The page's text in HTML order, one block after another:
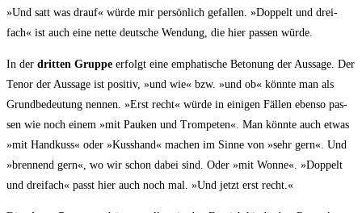
»Und satt was drauf« wür­de mir per­sön­lich gefal­len. »Dop­pelt und drei­
fach« ist auch eine net­te deut­sche Wen­dung, die hier pas­sen würde.
In der drit­ten Grup­pe erfolgt eine empha­ti­sche Beto­nung der Aus­sa­ge. Der
Tenor der Aus­sa­ge ist posi­tiv, »und wie« bzw. »und ob« könn­te man als
Grund­be­deu­tung nen­nen. »Erst recht« wür­de in eini­gen Fäl­len eben­so pas­
sen wie noch einem »mit Pau­ken und Trom­pe­ten«. Man könn­te auch etwas
»mit Hand­kuss« oder »Kuss­hand« machen im Sin­ne von »sehr gern«. Und
»bren­nend gern«, wo wir schon dabei sind. Oder »mit Won­ne«. »Dop­pelt
und drei­fach« passt hier auch noch mal. »Und jetzt erst recht.«